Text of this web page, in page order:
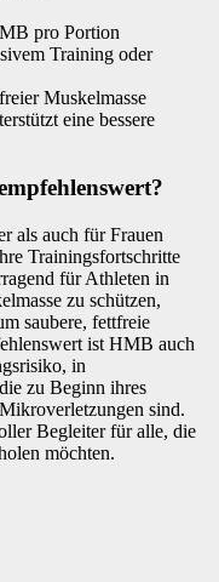
pro Portion
Training oder
Muskelmasse
eine bessere
als auch für Frauen
Trainingsfortschritte
für Athleten in
zu schützen,
saubere, fettfreie
ist HMB auch
in
zu Beginn ihres
sind.
Begleiter für alle, die
möchten.